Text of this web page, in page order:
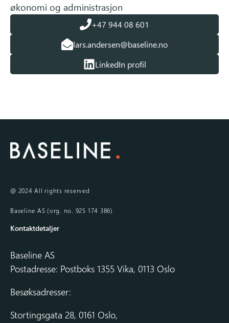
økonomi og administrasjon
+47 944 08 601
lars.andersen@baseline.no
LinkedIn profil
@ 2024 All rights reserved
Baseline AS (org. no. 925 174 386)
Kontaktdetaljer
Baseline AS
Postadresse: Postboks 1355 Vika, 0113 Oslo
Besøksadresser:
Stortingsgata 28, 0161 Oslo,